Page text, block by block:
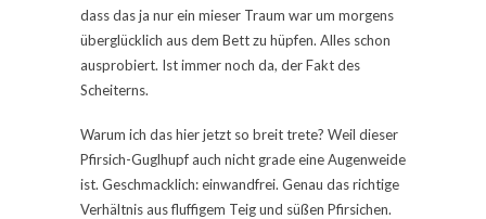
dass das ja nur ein mieser Traum war um morgens
überglücklich aus dem Bett zu hüpfen. Alles schon
ausprobiert. Ist immer noch da, der Fakt des
Scheiterns.
Warum ich das hier jetzt so breit trete? Weil dieser
Pfirsich-Guglhupf auch nicht grade eine Augenweide
ist. Geschmacklich: einwandfrei. Genau das richtige
Verhältnis aus fluffigem Teig und süßen Pfirsichen.